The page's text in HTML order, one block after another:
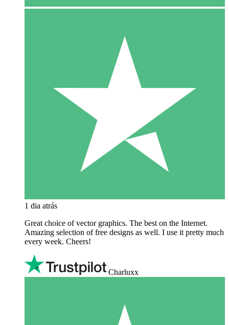
1 dia atrás
Great choice of vector graphics. The best on the Internet.
Amazing selection of free designs as well. I use it pretty much
every week. Cheers!
Charluxx